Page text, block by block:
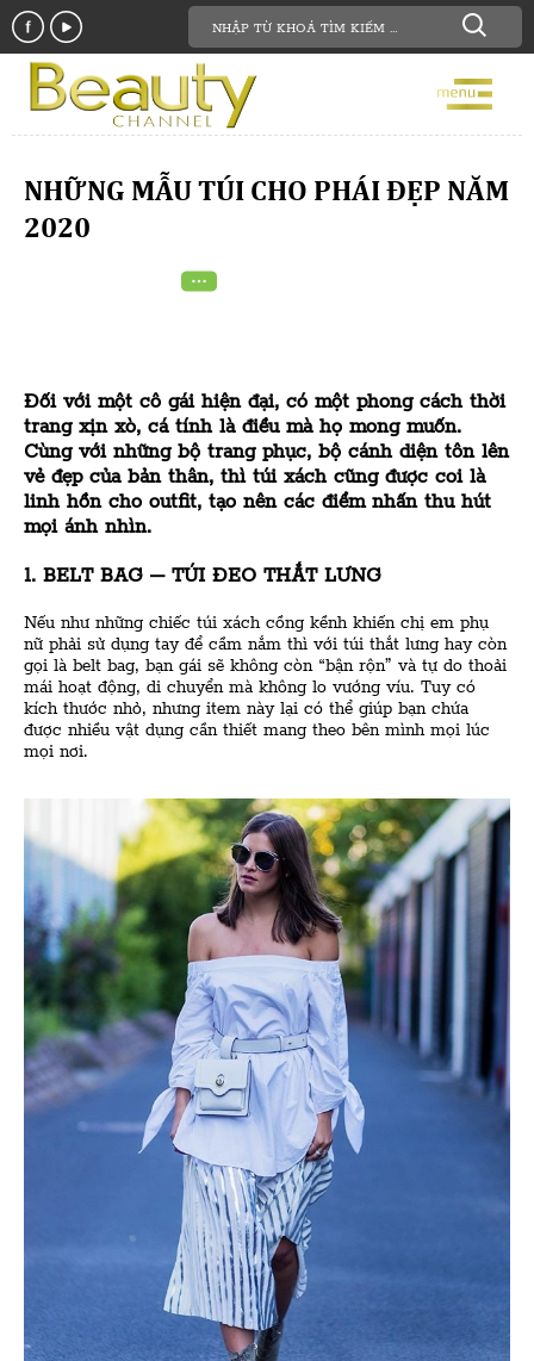
NHỮNG MẪU TÚI CHO PHÁI ĐẸP NĂM
2020
Đối với một cô gái hiện đại, có một phong cách thời
trang xịn xò, cá tính là điều mà họ mong muốn.
Cùng với những bộ trang phục, bộ cánh diện tôn lên
vẻ đẹp của bản thân, thì túi xách cũng được coi là
linh hồn cho outfit, tạo nên các điểm nhấn thu hút
mọi ánh nhìn.
1. BELT BAG – TÚI ĐEO THẮT LƯNG
Nếu như những chiếc túi xách cồng kềnh khiến chị em phụ
nữ phải sử dụng tay để cầm nắm thì với túi thắt lưng hay còn
gọi là belt bag, bạn gái sẽ không còn “bận rộn” và tự do thoải
mái hoạt động, di chuyển mà không lo vướng víu. Tuy có
kích thước nhỏ, nhưng item này lại có thể giúp bạn chứa
được nhiều vật dụng cần thiết mang theo bên mình mọi lúc
mọi nơi.